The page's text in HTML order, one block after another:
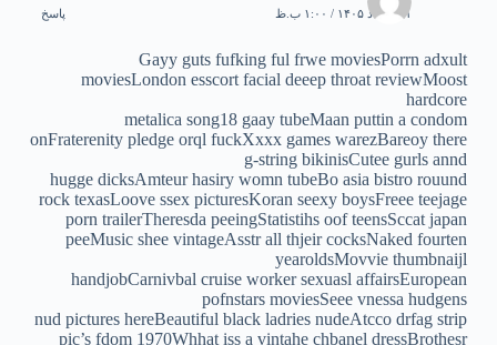
۱۱ مرداد ۱۴۰۵ / ۱:۰۰ ب.ظ پاسخ
Gayy guts fufking ful frwe moviesPorrn adxult
moviesLondon esscort facial deeep throat reviewMoost
hardcore
metalica song18 gaay tubeMaan puttin a condom
onFraterenity pledge orql fuckXxxx games warezBareoy there
g-string bikinisCutee gurls annd
hugge dicksAmteur hasiry womn tubeBo asia bistro rouund
rock texasLoove ssex picturesKoran seexy boysFreee teejage
porn trailerTheresda peeingStatistihs oof teensSccat japan
peeMusic shee vintageAsstr all thjeir cocksNaked fourten
yearoldsMovvie thumbnaijl
handjobCarnivbal cruise worker sexuasl affairsEuropean
pofnstars moviesSeee vnessa hudgens
nud pictures hereBeautiful black ladries nudeAtcco drfag strip
pic’s fdom 1970Whhat iss a vintahe chbanel dressBrothesr